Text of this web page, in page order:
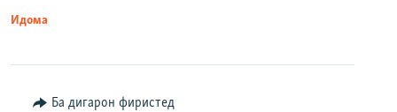
Идома
Ба дигарон фиристед